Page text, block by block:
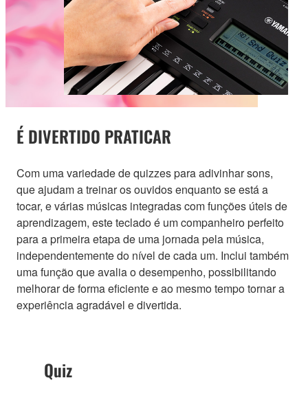
É DIVERTIDO PRATICAR
Com uma variedade de quizzes para adivinhar sons,
que ajudam a treinar os ouvidos enquanto se está a
tocar, e várias músicas integradas com funções úteis de
aprendizagem, este teclado é um companheiro perfeito
para a primeira etapa de uma jornada pela música,
independentemente do nível de cada um. Inclui também
uma função que avalia o desempenho, possibilitando
melhorar de forma eficiente e ao mesmo tempo tornar a
experiência agradável e divertida.
Quiz